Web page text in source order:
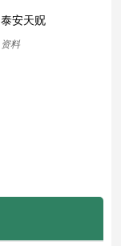
泰安天贶
资料